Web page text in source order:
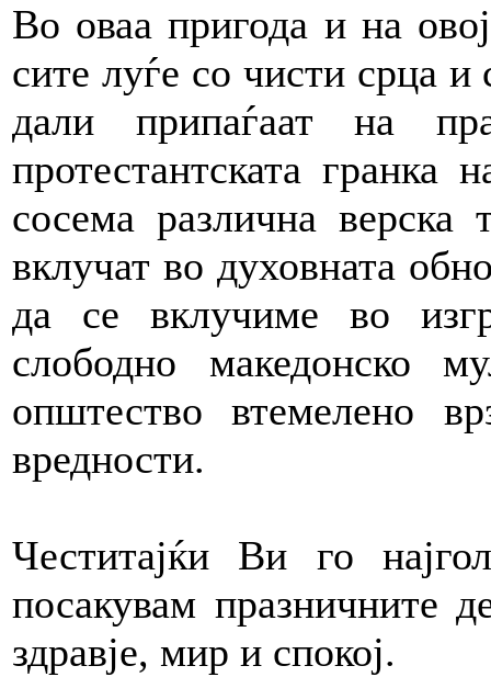
Во оваа пригода и на
сите луѓе со чисти срца и
дали припаѓаат на
протестантската гранка
сосема различна верска
вклучат во духовната
да се вклучиме во
слободно македонско
општество втемелено
вредности.
Честитајќи Ви го
посакувам празничните
здравје, мир и спокој.